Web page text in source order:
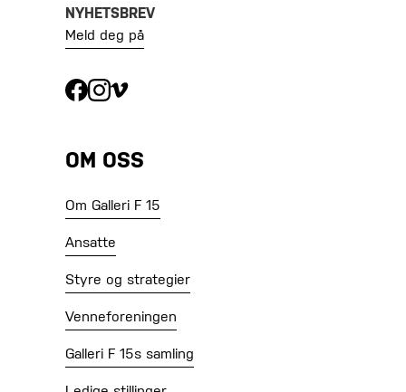
NYHETSBREV
Meld deg på
OM OSS
Om Galleri F 15
Ansatte
Styre og strategier
Venneforeningen
Galleri F 15s samling